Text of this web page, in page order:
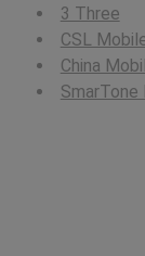
3 Three
CSL
China
SmarTone